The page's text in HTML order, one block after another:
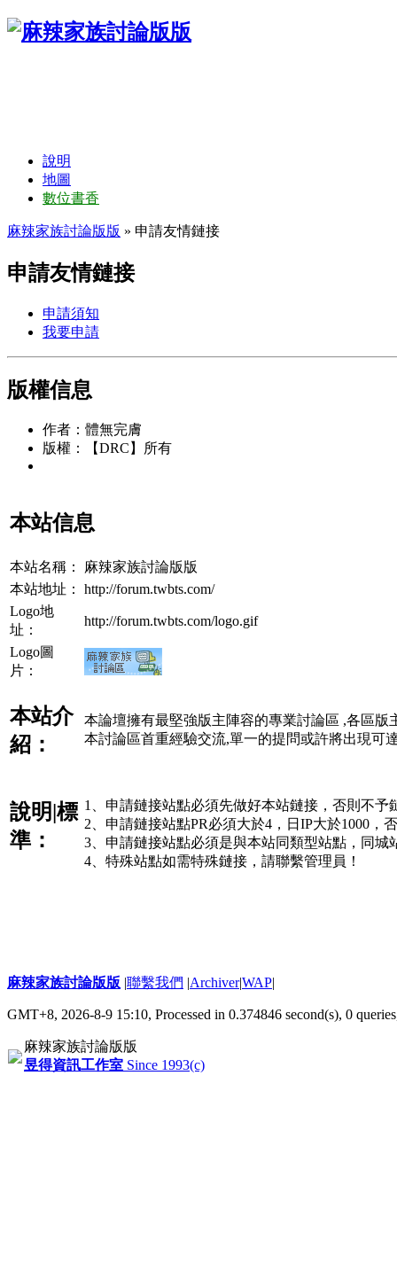
說明
地圖
數位書香
麻辣家族討論版版 » 申請友情鏈接
申請友情鏈接
申請須知
我要申請
版權信息
作者：體無完膚
版權：【DRC】所有
本站信息
本站名稱：
麻辣家族討論版版
本站地址：
http://forum.twbts.com/
Logo地
址：
http://forum.twbts.com/logo.gif
Logo圖
片：
本站介
紹：
本論壇擁有最堅強版主陣容的專業討論區 ,各區
本討論區首重經驗交流,單一的提問或許將出現可
說明|標
準：
1、申請鏈接站點必須先做好本站鏈接，否則不予
2、申請鏈接站點PR必須大於4，日IP大於1000，
3、申請鏈接站點必須是與本站同類型站點，同城
4、特殊站點如需特殊鏈接，請聯繫管理員！
麻辣家族討論版版 |聯繫我們 |Archiver|WAP|
GMT+8, 2026-8-9 15:10, Processed in 0.374846 second(s), 0
麻辣家族討論版版
昱得資訊工作室 Since 1993(c)